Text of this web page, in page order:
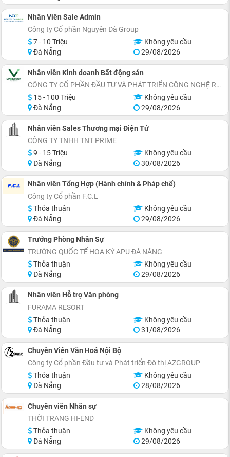
Nhân Viên Sale Admin
Công ty Cổ phần Nguyên Đà Group
7 - 10 Triệu
Không yêu cầu
Đà Nẵng
29/08/2026
Nhân viên Kinh doanh Bất động sản
CÔNG TY CỔ PHẦN ĐẦU TƯ VÀ PHÁT TRIỂN CÔNG NGHỆ REELIFE
15 - 100 Triệu
Không yêu cầu
Đà Nẵng
29/08/2026
Nhân viên Sales Thương mại Điện Tử
CÔNG TY TNHH TNT PRIME
9 - 15 Triệu
Không yêu cầu
Đà Nẵng
30/08/2026
Nhân viên Tổng Hợp (Hành chính & Pháp chế)
Công ty Cổ phần F.C.L
Thỏa thuận
Không yêu cầu
Đà Nẵng
29/08/2026
Trưởng Phòng Nhân Sự
TRƯỜNG QUỐC TẾ HOA KỲ APU ĐÀ NẴNG
Thỏa thuận
Không yêu cầu
Đà Nẵng
29/08/2026
Nhân viên Hỗ trợ Văn phòng
FURAMA RESORT
Thỏa thuận
Không yêu cầu
Đà Nẵng
31/08/2026
Chuyên Viên Văn Hoá Nội Bộ
Công ty Cổ phần Đầu tư và Phát triển Đô thị AZGROUP
Thỏa thuận
Không yêu cầu
Đà Nẵng
28/08/2026
Chuyên viên Nhân sự
THỜI TRANG HI-END
Thỏa thuận
Không yêu cầu
Đà Nẵng
29/08/2026